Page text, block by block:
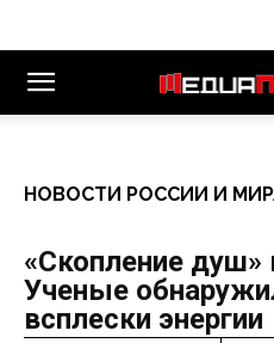
НОВОСТИ РОССИИ И
«Скопление душ»
Ученые
всплески энергии